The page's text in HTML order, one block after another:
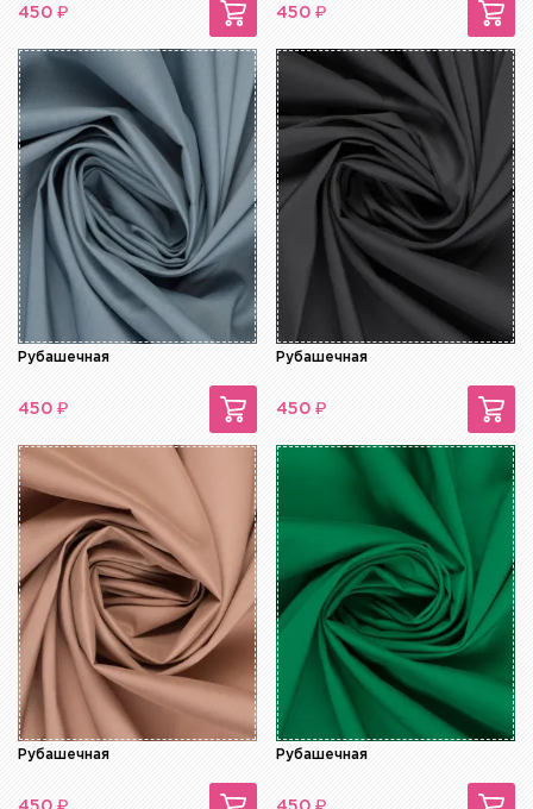
450 ₽ 450 ₽
Рубашечная
450 ₽
Рубашечная
450 ₽
Рубашечная Рубашечная